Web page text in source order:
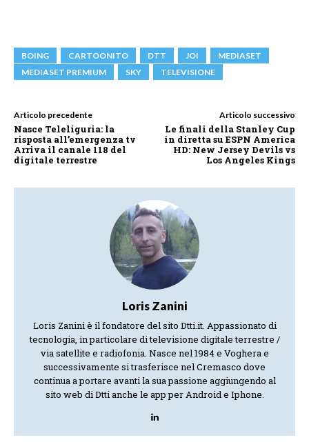
BOING CARTOONITO DTT JOI
MEDIASET
MEDIASET PREMIUM
SKY TELEVISIONE
Articolo precedente
Nasce Teleliguria: la
risposta all’emergenza tv
Arriva il canale 118 del
digitale terrestre
Articolo successivo
Le finali della Stanley Cup
in diretta su ESPN America
HD: New Jersey Devils vs
Los Angeles Kings
Loris Zanini
Loris Zanini è il fondatore del sito Dtti.it. Appassionato di
tecnologia, in particolare di televisione digitale terrestre /
via satellite e radiofonia. Nasce nel 1984 e Voghera e
successivamente si trasferisce nel Cremasco dove
continua a portare avanti la sua passione aggiungendo al
sito web di Dtti anche le app per Android e Iphone.